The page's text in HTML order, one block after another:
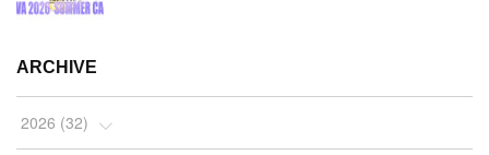
ARCHIVE
2026 (32)